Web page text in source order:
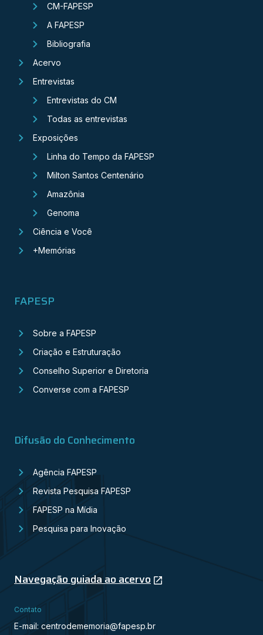
CM-FAPESP
A FAPESP
Bibliografia
Acervo
Entrevistas
Entrevistas do CM
Todas as entrevistas
Exposições
Linha do Tempo da FAPESP
Milton Santos Centenário
Amazônia
Genoma
Ciência e Você
+Memórias
FAPESP
Sobre a FAPESP
Criação e Estruturação
Conselho Superior e Diretoria
Converse com a FAPESP
Difusão do Conhecimento
Agência FAPESP
Revista Pesquisa FAPESP
FAPESP na Mídia
Pesquisa para Inovação
Navegação guiada ao acervo
Contato
E-mail: centrodememoria@fapesp.br